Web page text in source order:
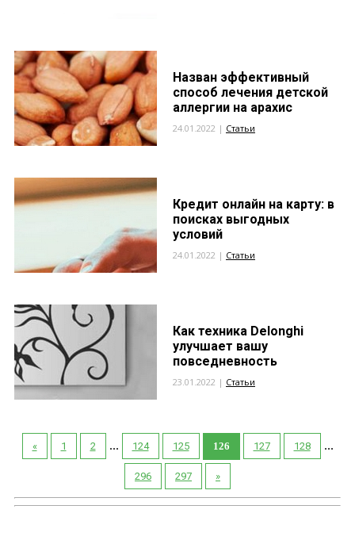
Назван эффективный
способ лечения детской
аллергии на арахис
24.01.2022 | Статьи
Кредит онлайн на карту: в
поисках выгодных
условий
24.01.2022 | Статьи
Как техника Delonghi
улучшает вашу
повседневность
23.01.2022 | Статьи
« 1 2 ... 124 125 126 127 128 ...
296 297 »